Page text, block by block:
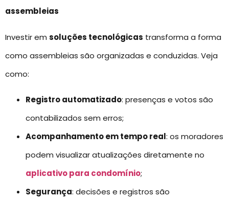
assembleias
Investir em soluções tecnológicas transforma a forma
como assembleias são organizadas e conduzidas. Veja
como:
Registro automatizado: presenças e votos são
contabilizados sem erros;
Acompanhamento em tempo real: os moradores
podem visualizar atualizações diretamente no
aplicativo para condomínio;
Segurança: decisões e registros são